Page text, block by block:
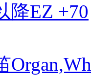
降EZ +70